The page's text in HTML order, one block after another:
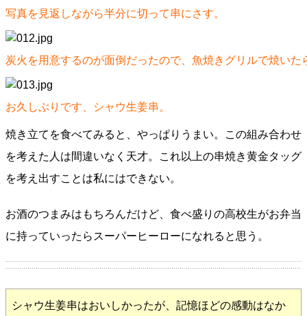
写真を見返しながら半分に切って串にさす。
炭火を用意するのが面倒だったので、魚焼きグリルで焼いた
お久しぶりです、シャウ生姜串。
焼き立てを食べてみると、やっぱりうまい。この組み合わせ
を考えた人は間違いなく天才。これ以上の串焼き黄金タッグ
を考え出すことは私にはできない。
お酒のつまみはもちろんだけど、食べ盛りの高校生がお弁当
に持っていったらスーパーヒーローになれると思う。
シャウ生姜串はおいしかったが、記憶ほどの感動はなか